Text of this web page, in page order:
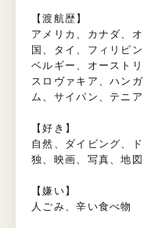
【渡航歴】
アメリカ、カナダ、
国、タイ、フィリピ
ベルギー、オーストリ
スロヴァキア、ハン
ム、サイパン、テニア
【好き】
自然、ダイビング、
独、映画、写真、地
【嫌い】
人ごみ、辛い食べ物